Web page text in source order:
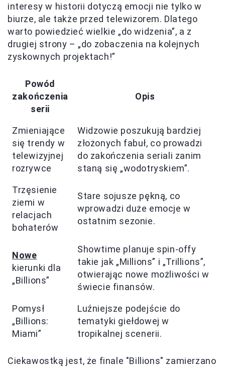
interesy w historii dotyczą emocji nie tylko w
biurze, ale także przed telewizorem. Dlatego
warto powiedzieć wielkie „do widzenia”, a z
drugiej strony – „do zobaczenia na kolejnych
zyskownych projektach!”
Powód
zakończenia
serii
Opis
Zmieniające
się trendy w
telewizyjnej
rozrywce
Widzowie poszukują bardziej
złożonych fabuł, co prowadzi
do zakończenia seriali zanim
staną się „wodotryskiem”.
Trzęsienie
ziemi w
relacjach
bohaterów
Stare sojusze pękną, co
wprowadzi duże emocje w
ostatnim sezonie.
Nowe
kierunki dla
„Billions”
Showtime planuje spin-offy
takie jak „Millions” i „Trillions”,
otwierając nowe możliwości w
świecie finansów.
Pomysł
„Billions:
Miami”
Luźniejsze podejście do
tematyki giełdowej w
tropikalnej scenerii.
Ciekawostką jest, że finale "Billions" zamierzano